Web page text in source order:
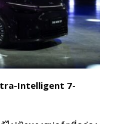
Intelligent 7-